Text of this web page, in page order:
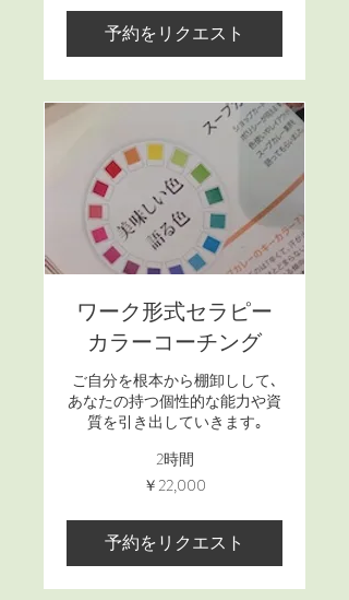
予約をリクエスト
ワーク形式セラピー
カラーコーチング
ご自分を根本から棚卸しして､
あなたの持つ個性的な能力や資
質を引き出していきます｡
2時間
￥22,000
予約をリクエスト